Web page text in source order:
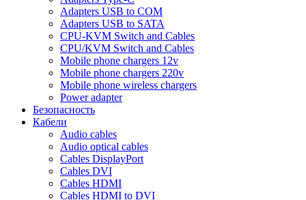
Adapters USB to COM
Adapters USB to SATA
CPU-KVM Switch and Cables
CPU/KVM Switch and Cables
Mobile phone chargers 12v
Mobile phone chargers 220v
Mobile phone wireless chargers
Power adapter
Безопасность
Кабели
Audio cables
Audio optical cables
Cables DisplayPort
Cables DVI
Cables HDMI
Cables HDMI to DVI